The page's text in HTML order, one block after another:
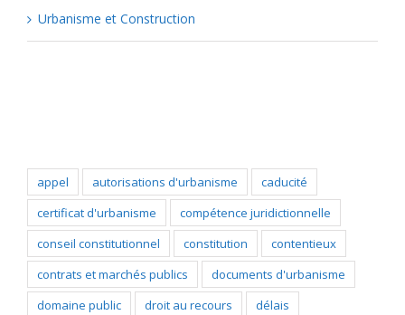
Urbanisme et Construction
appel autorisations d'urbanisme
caducité
certificat d'urbanisme
compétence juridictionnelle
conseil constitutionnel
constitution
contentieux
contrats et marchés publics
documents d'urbanisme
domaine public
droit au recours
délais